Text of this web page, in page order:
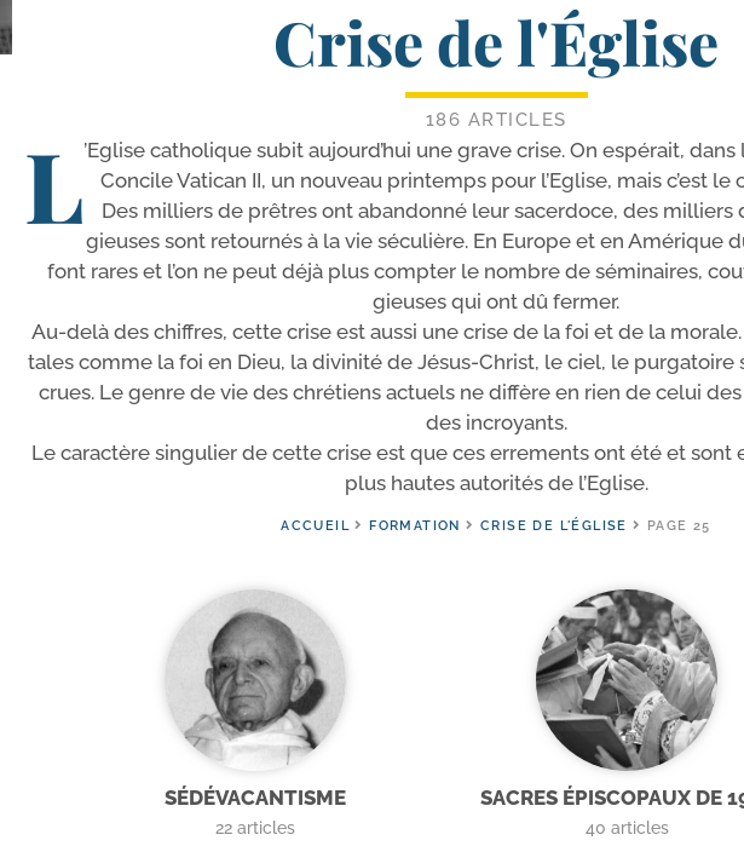
Crise de l'Église
186 ARTICLES
L’Eglise catho­lique subit aujourd’­hui une grave crise. On espé­rait,
Concile Vatican II, un nou­veau prin­temps pour l’Eglise, mais c’est le
Des mil­liers de prêtres ont aban­don­né leur sacer­doce, des
gieuses sont retour­nés à la vie sécu­lière. En Europe et en Amérique
font rares et l’on ne peut déjà plus comp­ter le nombre de sémi­naires,
gieuses qui ont dû fermer.
Au-​delà des chiffres, cette crise est aus­si une crise de la foi et de la
tales comme la foi en Dieu, la divi­ni­té de Jésus-​Christ, le ciel, le pur­ga­toire
crues. Le genre de vie des chré­tiens actuels ne dif­fère en rien de celui
des incroyants.
Le carac­tère sin­gu­lier de cette crise est que ces erre­ments ont été et sont
plus hautes auto­ri­tés de l’Eglise.
ACCUEIL FORMATION CRISE DE L'ÉGLISE PAGE 25
SÉDÉVACANTISME
22articles
SACRES ÉPISCOPAUX DE
40 articles